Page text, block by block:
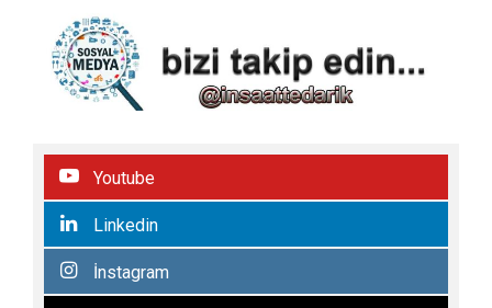
Youtube
Linkedin
İnstagram